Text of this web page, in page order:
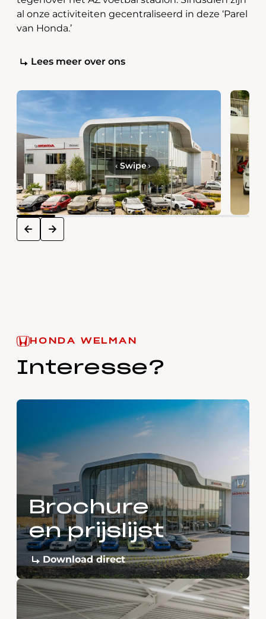
al onze activiteiten gecentraliseerd in deze ‘Parel
van Honda.’
Lees meer over ons
prev next
‹ Swipe›
HONDA WELMAN
Interesse?
Brochure
en prijslijst
Download direct